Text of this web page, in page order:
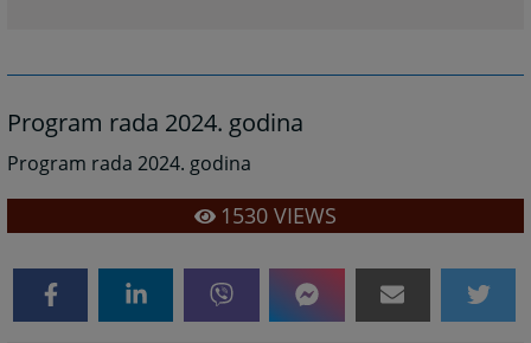
Program rada 2024. godina
Program rada 2024. godina
1530 VIEWS